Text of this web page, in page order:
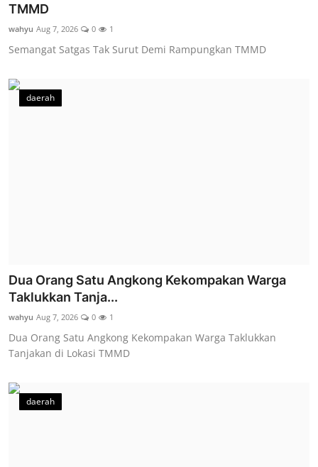
TMMD
wahyu Aug 7, 2026 0 1
Semangat Satgas Tak Surut Demi Rampungkan TMMD
daerah
Dua Orang Satu Angkong Kekompakan Warga
Taklukkan Tanja...
wahyu Aug 7, 2026 0 1
Dua Orang Satu Angkong Kekompakan Warga Taklukkan
Tanjakan di Lokasi TMMD
daerah